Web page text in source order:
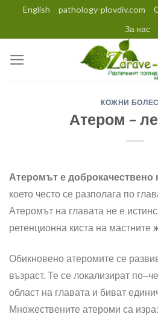
content
English pathology-plovdiv.com
За нас
КОЖНИ
Атером –
Атеромът е доброкачествено
което често се разполага по
Атеромът на главата не е
ретенционна киста на мастните
Обикновено атеромите се
възраст. Те се локализират
област на главата и биват
Множествените атероми са